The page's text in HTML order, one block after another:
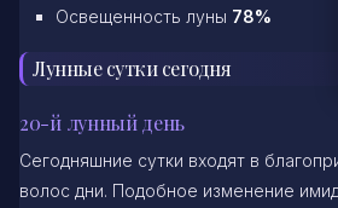
Освещенность луны 78%
Лунные сутки сегодня
20-й лунный день
Сегодняшние сутки входят в
волос дни. Подобное изменение